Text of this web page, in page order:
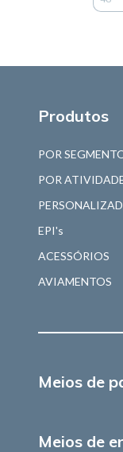
Produtos
POR
POR
EPI's
ACESSÓRIOS
AVIAMENTOS
Meios de
Meios de